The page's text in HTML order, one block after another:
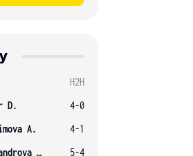
H2H
D.
4-0
A.
4-1
Alexandrova E.
5-4